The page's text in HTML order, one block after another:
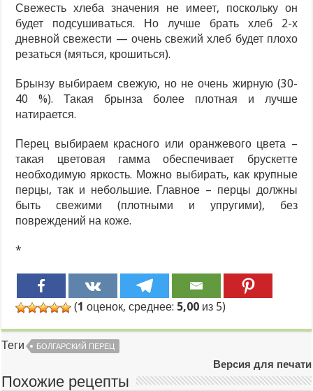
Свежесть хлеба значения не имеет, поскольку он
будет подсушиваться. Но лучше брать хлеб 2-х
дневной свежести — очень свежий хлеб будет плохо
резаться (мяться, крошиться).
Брынзу выбираем свежую, но не очень жирную (30-
40 %). Такая брынза более плотная и лучше
натирается.
Перец выбираем красного или оранжевого цвета –
такая цветовая гамма обеспечивает брускетте
необходимую яркость. Можно выбирать, как крупные
перцы, так и небольшие. Главное – перцы должны
быть свежими (плотными и упругими), без
повреждений на коже.
*
(1 оценок, среднее: 5,00 из 5)
Теги БОЛГАРСКИЙ ПЕРЕЦ
Версия для печати
Похожие рецепты